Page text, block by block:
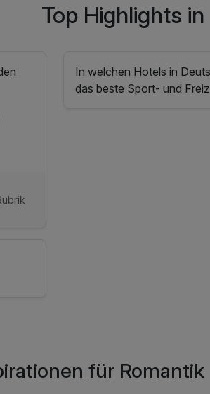
Top Highlights
In welchen Hotels in
das beste Sport- und
für